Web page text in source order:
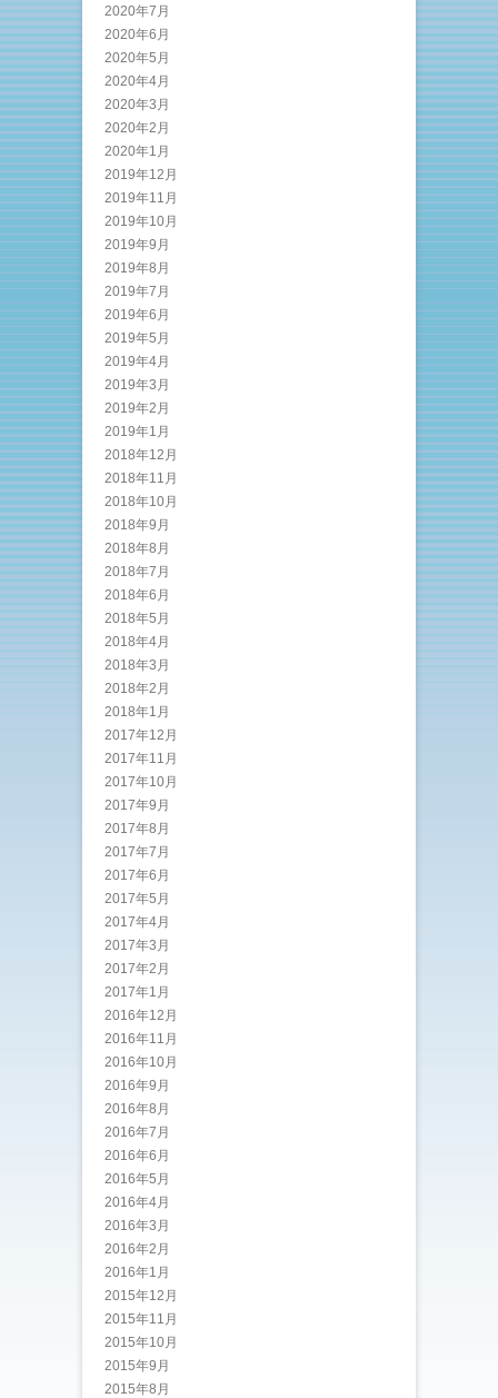
2020年7月
2020年6月
2020年5月
2020年4月
2020年3月
2020年2月
2020年1月
2019年12月
2019年11月
2019年10月
2019年9月
2019年8月
2019年7月
2019年6月
2019年5月
2019年4月
2019年3月
2019年2月
2019年1月
2018年12月
2018年11月
2018年10月
2018年9月
2018年8月
2018年7月
2018年6月
2018年5月
2018年4月
2018年3月
2018年2月
2018年1月
2017年12月
2017年11月
2017年10月
2017年9月
2017年8月
2017年7月
2017年6月
2017年5月
2017年4月
2017年3月
2017年2月
2017年1月
2016年12月
2016年11月
2016年10月
2016年9月
2016年8月
2016年7月
2016年6月
2016年5月
2016年4月
2016年3月
2016年2月
2016年1月
2015年12月
2015年11月
2015年10月
2015年9月
2015年8月